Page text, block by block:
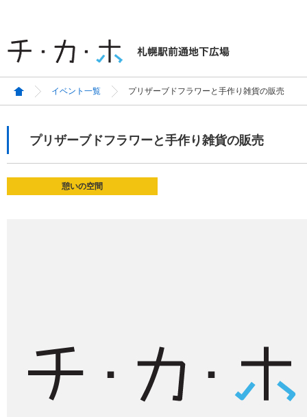
イベント一覧 プリザーブドフラワーと手作り雑貨の販売
プリザーブドフラワーと手作り雑貨の販売
憩いの空間